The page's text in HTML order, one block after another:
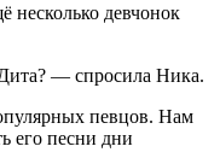
несколько девчонок
— спросила Ника.
певцов. Нам
его песни дни